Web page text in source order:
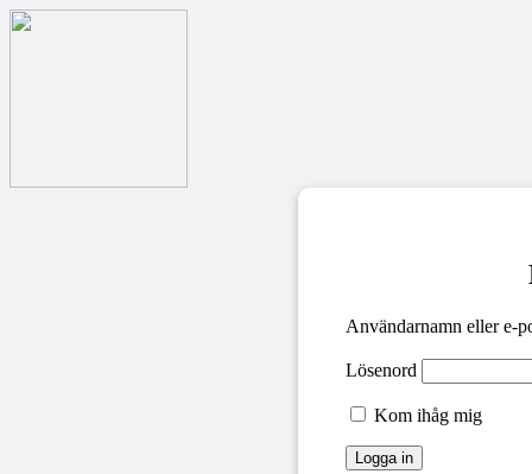
Användarnamn eller e-
Lösenord
Kom ihåg mig